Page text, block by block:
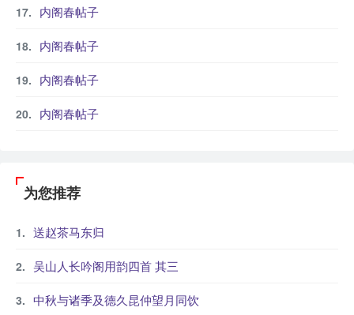
内阁春帖子
内阁春帖子
内阁春帖子
内阁春帖子
为您推荐
送赵茶马东归
吴山人长吟阁用韵四首 其三
中秋与诸季及德久昆仲望月同饮